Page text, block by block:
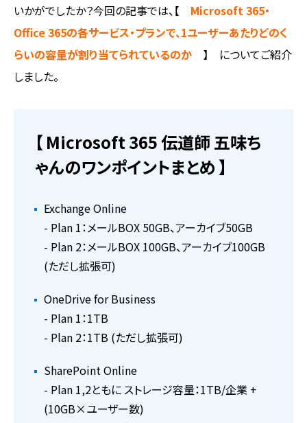
いかがでしたか？今回の記事では、【 Microsoft 365・
Office 365の各サービス・プランで、1ユーザーあたりどのく
らいの容量が割り当てられているのか 】 についてご紹介
しました。
【 Microsoft 365 伝道師 五味ち
ゃんのワンポイントまとめ 】
Exchange Online
- Plan 1：メールBOX 50GB、アーカイブ50GB
- Plan 2：メールBOX 100GB、アーカイブ100GB
(ただし拡張可)
OneDrive for Business
- Plan 1：1TB
- Plan 2：1TB (ただし拡張可)
SharePoint Online
- Plan 1,2ともに ストレージ容量：1TB/企業 +
(10GB×ユーザー数)